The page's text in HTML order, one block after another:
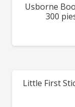
REDUCERI!
Usborne
300
REDUCERI!
Little First